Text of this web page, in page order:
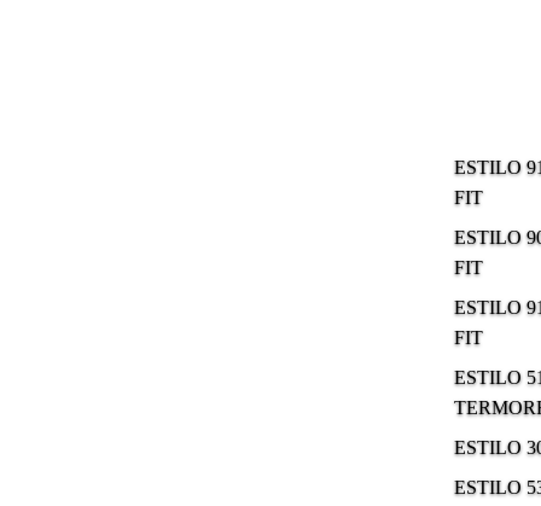
ESTILO
FIT
ESTILO
FIT
ESTILO
FIT
ESTILO
ESTILO
ESTILO